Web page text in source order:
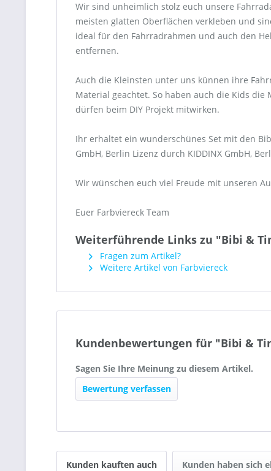
Wir sind unheimlich stolz euch unsere
meisten glatten Oberflächen verkleben und
ideal für den Fahrradrahmen und auch den
entfernen.
Auch die Kleinsten unter uns künnen ihre
Material geachtet. So haben auch die Kids
dürfen beim DIY Projekt mitwirken.
Ihr erhaltet ein wunderschünes Set mit den
GmbH, Berlin Lizenz durch KIDDINX GmbH,
Wir wünschen euch viel Freude mit unseren
Euer Farbviereck Team
Weiterführende Links zu "Bibi &
Fragen zum Artikel?
Weitere Artikel von Farbviereck
Kundenbewertungen für "Bibi &
Sagen Sie Ihre Meinung zu diesem Artikel.
Bewertung verfassen
Kunden kauften auch Kunden haben sich